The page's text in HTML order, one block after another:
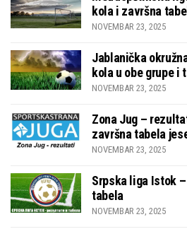
kola i završna
NOVEMBAR 23, 2025
Jablanička
kola u obe grupe i
NOVEMBAR 23, 2025
Zona Jug –
završna tabela
NOVEMBAR 23, 2025
Srpska liga Istok
tabela
NOVEMBAR 23, 2025